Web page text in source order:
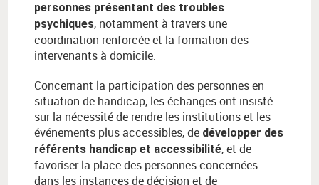
personnes présentant des troubles
psychiques, notamment à travers une
coordination renforcée et la formation des
intervenants à domicile.
Concernant la participation des personnes en
situation de handicap, les échanges ont insisté
sur la nécessité de rendre les institutions et les
événements plus accessibles, de développer des
référents handicap et accessibilité, et de
favoriser la place des personnes concernées
dans les instances de décision et de